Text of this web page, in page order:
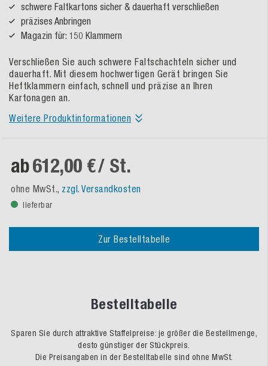
schwere Faltkartons sicher & dauerhaft verschließen
präzises Anbringen
Magazin für: 150 Klammern
Verschließen Sie auch schwere Faltschachteln sicher und
dauerhaft. Mit diesem hochwertigen Gerät bringen Sie
Heftklammern einfach, schnell und präzise an Ihren
Kartonagen an.
Weitere Produktinformationen
ab612,00 €/ St.
ohne MwSt., zzgl. Versandkosten
lieferbar
Zur Bestelltabelle
Bestelltabelle
Sparen Sie durch attraktive Staffelpreise: je größer die Bestellmenge,
desto günstiger der Stückpreis.
Die Preisangaben in der Bestelltabelle sind ohne MwSt.